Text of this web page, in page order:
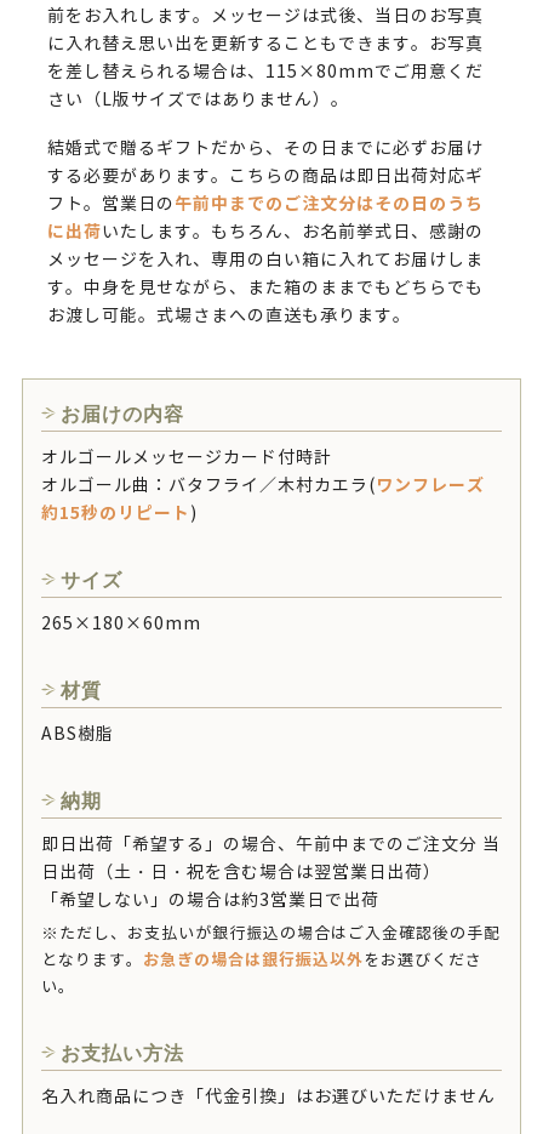
前をお入れします。メッセージは式後、当日のお写真
に入れ替え思い出を更新することもできます。お写真
を差し替えられる場合は、115×80mmでご用意くだ
さい（L版サイズではありません）。
結婚式で贈るギフトだから、その日までに必ずお届け
する必要があります。こちらの商品は即日出荷対応ギ
フト。営業日の午前中までのご注文分はその日のうち
に出荷いたします。もちろん、お名前挙式日、感謝の
メッセージを入れ、専用の白い箱に入れてお届けしま
す。中身を見せながら、また箱のままでもどちらでも
お渡し可能。式場さまへの直送も承ります。
お届けの内容
オルゴールメッセージカード付時計
オルゴール曲：バタフライ／木村カエラ(ワンフレーズ
約15秒のリピート )
サイズ
265×180×60mm
材質
ABS樹脂
納期
即日出荷「希望する」の場合、午前中までのご注文分 当
日出荷（土・日・祝を含む場合は翌営業日出荷）
「希望しない」の場合は約3営業日で出荷
※ただし、お支払いが銀行振込の場合はご入金確認後の手配
となります。 お急ぎの場合は銀行振込以外をお選びくださ
い。
お支払い方法
名入れ商品につき「代金引換」はお選びいただけません